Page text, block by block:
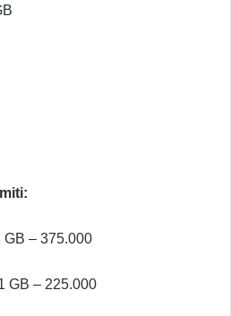
375.000
225.000